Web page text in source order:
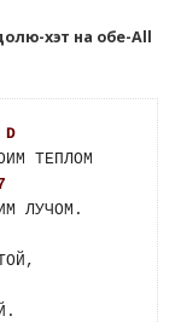
хэт на обе-All
D
ТЕПЛОМ